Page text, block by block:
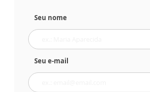
Seu nome
Seu e-mail